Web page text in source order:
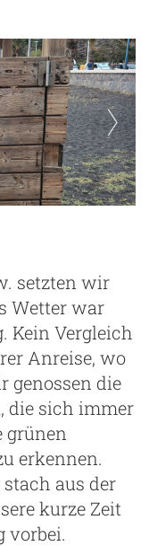
setzten wir
Wetter war
Kein Vergleich
Anreise, wo
genossen die
die sich immer
grünen
erkennen.
aus der
kurze Zeit
vorbei.